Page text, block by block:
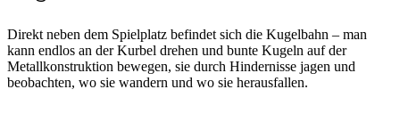
Direkt neben dem Spielplatz befindet sich die Kugelbahn – man
kann endlos an der Kurbel drehen und bunte Kugeln auf der
Metallkonstruktion bewegen, sie durch Hindernisse jagen und
beobachten, wo sie wandern und wo sie herausfallen.